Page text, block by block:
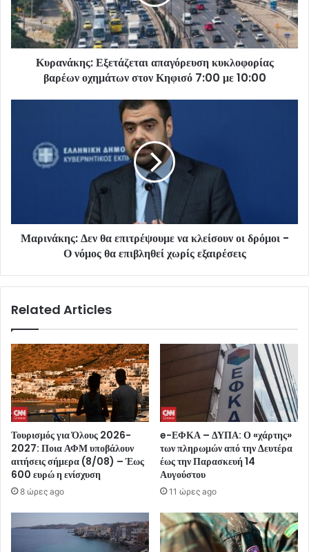
Κυρανάκης: Εξετάζεται απαγόρευση κυκλοφορίας
βαρέων οχημάτων στον Κηφισό 7:00 με 10:00
Μαρινάκης: Δεν θα επιτρέψουμε να κλείσουν οι δρόμοι -
Ο νόμος θα επιβληθεί χωρίς εξαιρέσεις
Related Articles
Τουρισμός για Όλους 2026-
2027: Ποια ΑΦΜ υποβάλουν
αιτήσεις σήμερα (8/08) – Έως
600 ευρώ η ενίσχυση
8 ώρες ago
e-ΕΦΚΑ – ΔΥΠΑ: Ο «χάρτης»
των πληρωμών από την Δευτέρα
έως την Παρασκευή 14
Αυγούστου
11 ώρες ago